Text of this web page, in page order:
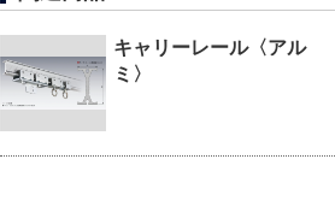
キャリーレール〈アル
ミ〉